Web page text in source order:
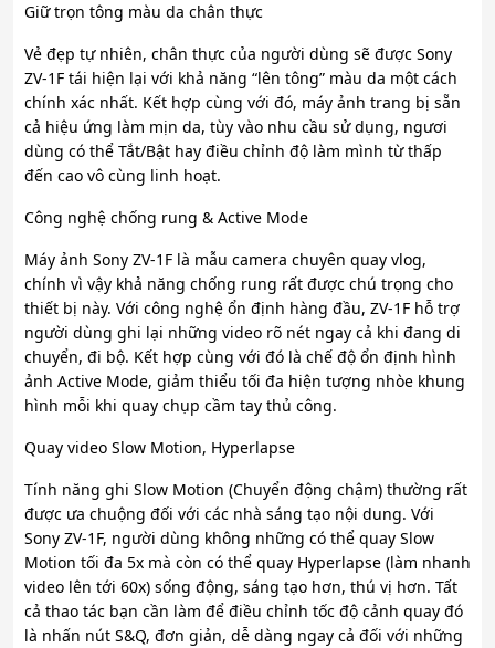
Giữ trọn tông màu da chân thực
Vẻ đẹp tự nhiên, chân thực của người dùng sẽ được Sony
ZV-1F tái hiện lại với khả năng “lên tông” màu da một cách
chính xác nhất. Kết hợp cùng với đó, máy ảnh trang bị sẵn
cả hiệu ứng làm mịn da, tùy vào nhu cầu sử dụng, ngươi
dùng có thể Tắt/Bật hay điều chỉnh độ làm mình từ thấp
đến cao vô cùng linh hoạt.
Công nghệ chống rung & Active Mode
Máy ảnh Sony ZV-1F là mẫu camera chuyên quay vlog,
chính vì vậy khả năng chống rung rất được chú trọng cho
thiết bị này. Với công nghệ ổn định hàng đầu, ZV-1F hỗ trợ
người dùng ghi lại những video rõ nét ngay cả khi đang di
chuyển, đi bộ. Kết hợp cùng với đó là chế độ ổn định hình
ảnh Active Mode, giảm thiểu tối đa hiện tượng nhòe khung
hình mỗi khi quay chụp cầm tay thủ công.
Quay video Slow Motion, Hyperlapse
Tính năng ghi Slow Motion (Chuyển động chậm) thường rất
được ưa chuộng đối với các nhà sáng tạo nội dung. Với
Sony ZV-1F, người dùng không những có thể quay Slow
Motion tối đa 5x mà còn có thể quay Hyperlapse (làm nhanh
video lên tới 60x) sống động, sáng tạo hơn, thú vị hơn. Tất
cả thao tác bạn cần làm để điều chỉnh tốc độ cảnh quay đó
là nhấn nút S&Q, đơn giản, dễ dàng ngay cả đối với những